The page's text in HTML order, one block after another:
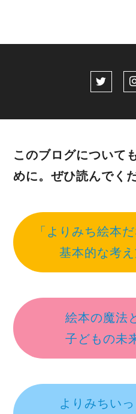
このブログについて
めに。ぜひ読んでく
「よりみち絵本
基本的な考
絵本の魔法
子どもの未
よりみちいっ